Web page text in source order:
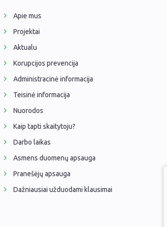
Apie mus
Projektai
Aktualu
Korupcijos prevencija
Administracinė informacija
Teisinė informacija
Nuorodos
Kaip tapti skaitytoju?
Darbo laikas
Asmens duomenų apsauga
Pranešėjų apsauga
Dažniausiai užduodami klausimai